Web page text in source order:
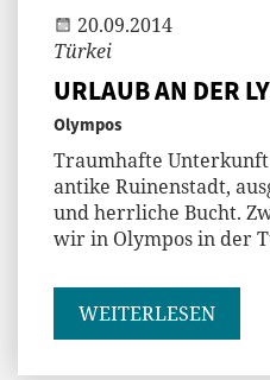
20.09.2014
Türkei
URLAUB AN DER
Olympos
Traumhafte
antike Ruinenstadt,
und herrliche Bucht.
wir in Olympos in der
WEITERLESEN